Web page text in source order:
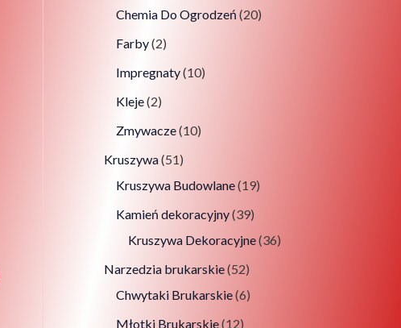
Chemia Do Ogrodzeń 20
Farby 2
Impregnaty 10
Kleje 2
Zmywacze 10
Kruszywa 51
Kruszywa Budowlane 19
Kamień dekoracyjny 39
Kruszywa Dekoracyjne 36
Narzedzia brukarskie 52
Chwytaki Brukarskie 6
Młotki Brukarskie 12